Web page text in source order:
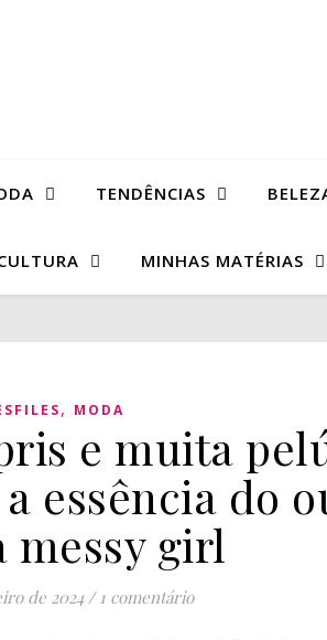
TENDÊNCIAS
MINHAS MATÉRIAS
, MODA
e muita
essência do
messy girl
de 2024 / 1 comentário